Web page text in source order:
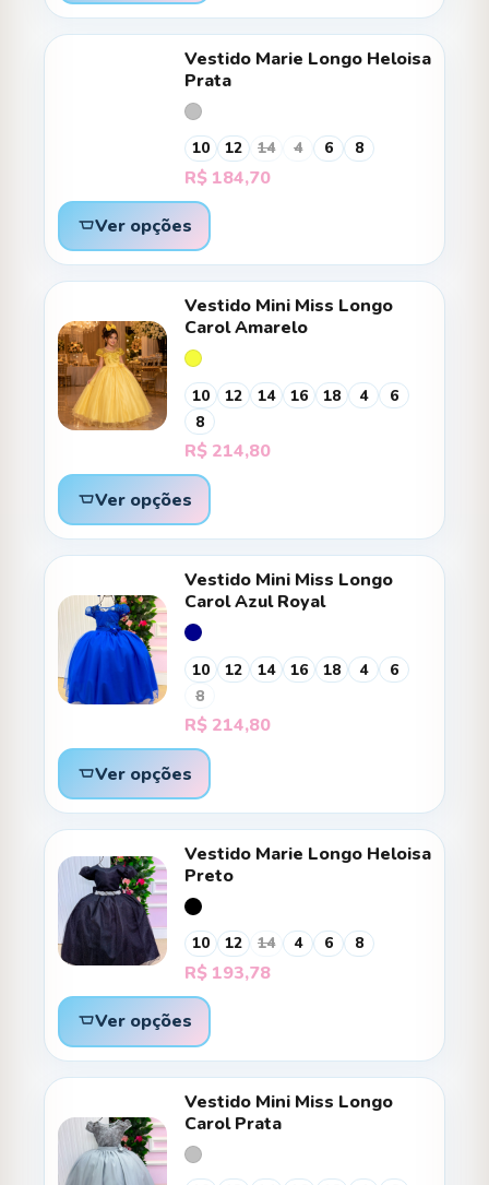
Vestido Marie Longo Heloisa
Prata
10 12 14 4 6 8
R$ 184,70
Ver opções
Vestido Mini Miss Longo
Carol Amarelo
10 12 14 16 18 4
6
8
R$ 214,80
Ver opções
Vestido Mini Miss Longo
Carol Azul Royal
10 12 14 16 18 4
6
8
R$ 214,80
Ver opções
Vestido Marie Longo Heloisa
Preto
10 12 14 4 6 8
R$ 193,78
Ver opções
Vestido Mini Miss Longo
Carol Prata